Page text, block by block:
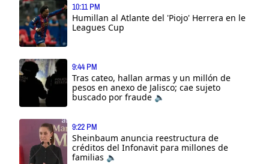
10:11 PM
Humillan al Atlante del 'Piojo' Herrera en le
Leagues Cup
9:44 PM
Tras cateo, hallan armas y un millón de
pesos en anexo de Jalisco; cae sujeto
buscado por fraude 🔈
9:22 PM
Sheinbaum anuncia reestructura de
créditos del Infonavit para millones de
familias 🔈